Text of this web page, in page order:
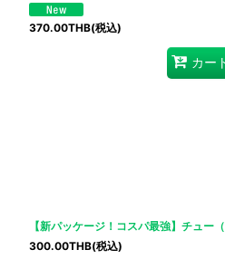
370.00THB(税込)
カー
【新パッケージ！コスパ最強】チュー
300.00THB(税込)